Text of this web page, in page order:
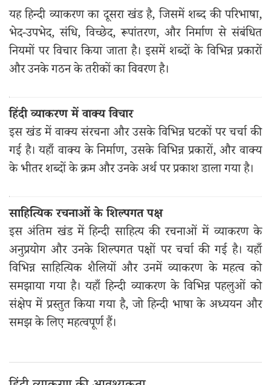
यह हिन्दी व्याकरण का दूसरा खंड है, जिसमें शब्द की परिभाषा,
भेद-उपभेद, संधि, विच्छेद, रूपांतरण, और निर्माण से संबंधित
नियमों पर विचार किया जाता है। इसमें शब्दों के विभिन्न प्रकारों
और उनके गठन के तरीकों का विवरण है।
हिंदी व्याकरण में वाक्य विचार
इस खंड में वाक्य संरचना और उसके विभिन्न घटकों पर चर्चा की
गई है। यहाँ वाक्य के निर्माण, उसके विभिन्न प्रकारों, और वाक्य
के भीतर शब्दों के क्रम और उनके अर्थ पर प्रकाश डाला गया है।
साहित्यिक रचनाओं के शिल्पगत पक्ष
इस अंतिम खंड में हिन्दी साहित्य की रचनाओं में व्याकरण के
अनुप्रयोग और उनके शिल्पगत पक्षों पर चर्चा की गई है। यहाँ
विभिन्न साहित्यिक शैलियों और उनमें व्याकरण के महत्व को
समझाया गया है। यहाँ हिन्दी व्याकरण के विभिन्न पहलुओं को
संक्षेप में प्रस्तुत किया गया है, जो हिन्दी भाषा के अध्ययन और
समझ के लिए महत्वपूर्ण हैं।